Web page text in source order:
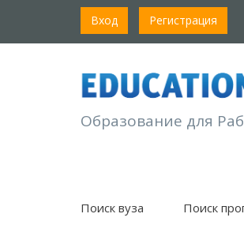
Вход Регистрация
Образование для
Поиск вуза Поиск